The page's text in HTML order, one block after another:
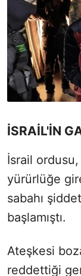
İSRAİL'İN
İsrail
yürürlüğe
sabahı
başlamıştı.
Ateşkesi
reddettiği